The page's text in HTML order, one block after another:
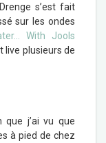
s’est fait
sur les ondes
With Jools
live plusieurs de
que j’ai vu que
à pied de chez